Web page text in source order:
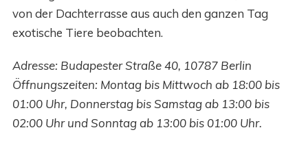
von der Dachterrasse aus auch den ganzen Tag
exotische Tiere beobachten.
Adresse: Budapester Straße 40, 10787 Berlin
Öffnungszeiten: Montag bis Mittwoch ab 18:00 bis
01:00 Uhr, Donnerstag bis Samstag ab 13:00 bis
02:00 Uhr und Sonntag ab 13:00 bis 01:00 Uhr.